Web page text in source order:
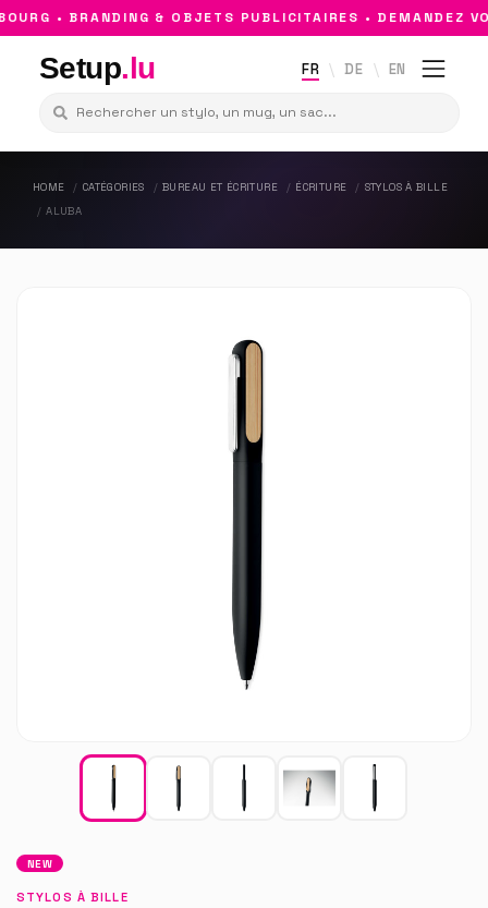
• BRANDING & OBJETS PUBLICITAIRES • DEMANDEZ
Setup.lu FR DE EN
HOME CATÉGORIES BUREAU ET ÉCRITURE ÉCRITURE
STYLOS À BILLE
ALUBA
NEW
STYLOS À BILLE